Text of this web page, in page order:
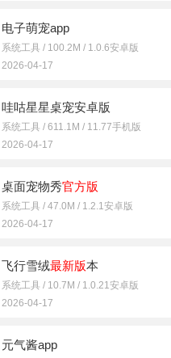
电子萌宠app
系统工具 / 100.2M / 1.0.6安卓版
2026-04-17
哇咕星星桌宠安卓版
系统工具 / 611.1M / 11.77手机版
2026-04-17
桌面宠物秀官方版
系统工具 / 47.0M / 1.2.1安卓版
2026-04-17
飞行雪绒最新版本
系统工具 / 10.7M / 1.0.21安卓版
2026-04-17
元气酱app